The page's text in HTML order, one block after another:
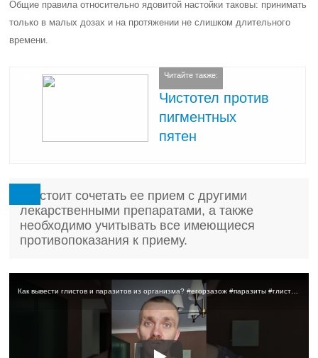
Общие правила относительно ядовитой настойки таковы: принимать
только в малых дозах и на протяжении не слишком длительного
времени.
Читайте также:
Чистотел против
пигментных
пятен
Не стоит сочетать ее прием с другими
лекарственными препаратами, а также
необходимо учитывать все имеющиеся
противопоказания к приему.